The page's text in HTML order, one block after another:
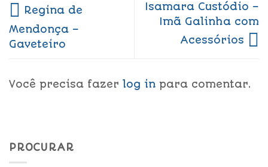
Regina de
Mendonça –
Gaveteiro
Isamara Custódio –
Imã Galinha com
Acessórios
Você precisa fazer log in para comentar.
PROCURAR